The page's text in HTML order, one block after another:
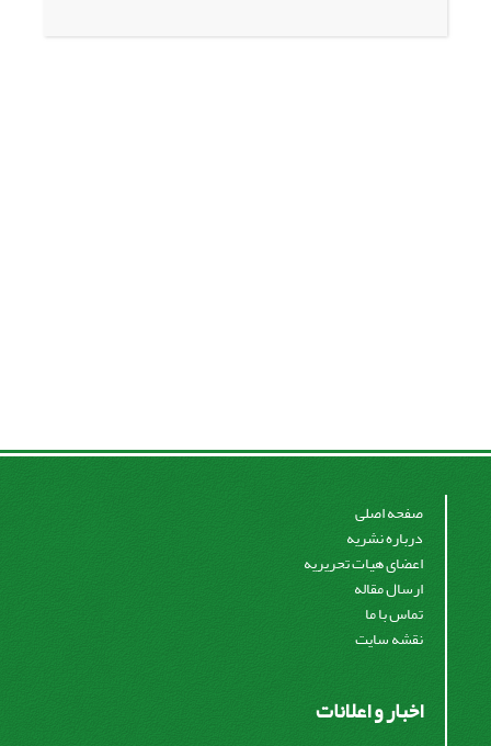
صفحه اصلی
درباره نشریه
اعضای هیات تحریریه
ارسال مقاله
تماس با ما
نقشه سایت
اخبار و اعلانات